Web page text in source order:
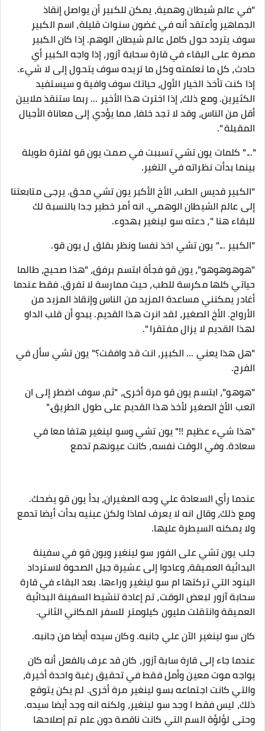
"في عالم شيطان وهمية، يمكن للكبير أن يواصل إنقاذ
الجماهير وأعتقد أنه في غضون سنوات قليلة، اسم الكبير
سوف يتردد حول كامل عالم شيطان الوهم. إذا كان الكبير
مصرة على البقاء في قارة سحابة آزور، إذا واجه الكبير أي
حادث، كل ما تعلمته وكل ما تريده سوف يتحول إلى لا شيء.
إذا كنت تأخذ الخيار الأول، حياتك سوف وافية و سيستفيد
الكثيرين. ومع ذلك، إذا اخترت هذا الأخير ... ربما ستنقذ ملايين
أقل من الناس، وقد لا تجد خلفا، مما يؤدي إلى معاناة الأجيال
المقبلة ".
"..." كلمات يون تشي تسببت في صمت يون قو لفترة طويلة
بينما بدأت نظراته في التغير.
"الكبير قديس الطب، الأخ الأكبر يون تشي محق. يرجى متابعتنا
إلى عالم الشيطان الوهمي. انه أمر خطير جدا بالنسبة لك
للبقاء هنا "، دعته سو لينغير بهدوء.
"الكبير ..." يون تشي اخذ نفسا ونظر بقلق ل يون قو.
"هوهوهوهو"، يون قو فجأة ابتسم برفق، "هذا صحيح، طالما
حياتي كلها مكرسة للطب، حيث ممارسة لا تفرق. فقط عندما
أغادر يمكنني مساعدة المزيد من الناس وإنقاذ المزيد من
الأرواح. الأخ الصغير، لقد انرت هذا القديم. يبدو أن قلب الداو
لهذا القديم لا يزال مفتقرا ".
"هل هذا يعني ... الكبير، انت قد وافقت؟" يون تشي سأل في
الفرح.
"هوهو"، ابتسم يون قو مرة أخرى، "ثم، سوف اضطر إلى ان
اتعب الأخ الصغير لأخذ هذا القديم على طول الطريق."
"هذا شيء عظيم !!" يون تشي وسو لينغير هتفا معا في
سعادة. وفي الوقت نفسه، كانت عيونهم تدمع
عندما رأي السعادة علي وجه الصغيران، بدأ يون قو يضحك.
ومع ذلك، وقال انه لا يعرف لماذا ولكن عينيه بدأت أيضا تدمع
ولا يمكنه السيطرة عليها.
جلب يون تشي على الفور سو لينغير ويون قو في سفينة
البدائية العميقة، وعادوا إلى عشيرة جبل الصحوة لاسترداد
البنود التي تركتها ام سو لينغير وراءها. بعد البقاء في قارة
سحابة آزور لبعض الوقت، تم إعادة تنشيط السفينة البدائية
العميقة وانتقلت مليون كيلومتر للسفر المكاني الثاني.
كان سو لينغير الآن علي جانبه. وكان سيده أيضا من جانبه.
عندما جاء إلى قارة سابة آزور، كان قد عرف بالفعل أنه كان
يواجه موت معين وأمل فقط في تحقيق رغبة واحدة أخيرة،
والتي كانت اجتماعه بسو لينغير مرة أخرى. لم يكن يتوقع
ذلك، ليس فقط ا وجد سو لينغير، ولكنه انه وجد أيضا سيده.
وحتى لؤلؤة السم التي كانت ناقصة دون علم تم إصلاحها